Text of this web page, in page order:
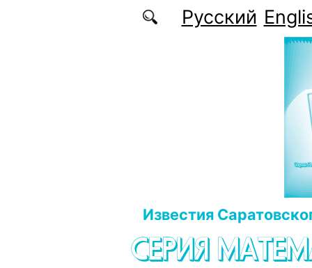
Перейти к основному содержаниюРусский
Известия
СЕРИЯ